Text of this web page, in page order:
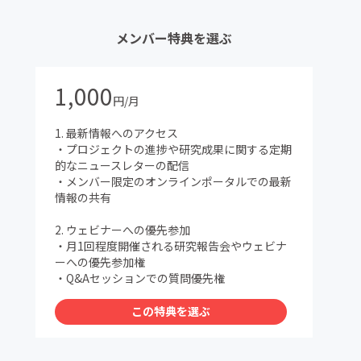
メンバー特典を選ぶ
1,000円/月
1. 最新情報へのアクセス
・プロジェクトの進捗や研究成果に関する定期
的なニュースレターの配信
・メンバー限定のオンラインポータルでの最新
情報の共有
2. ウェビナーへの優先参加
・月1回程度開催される研究報告会やウェビナ
ーへの優先参加権
・Q&Aセッションでの質問優先権
この特典を選ぶ